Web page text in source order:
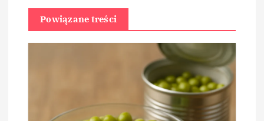
Powiązane treści